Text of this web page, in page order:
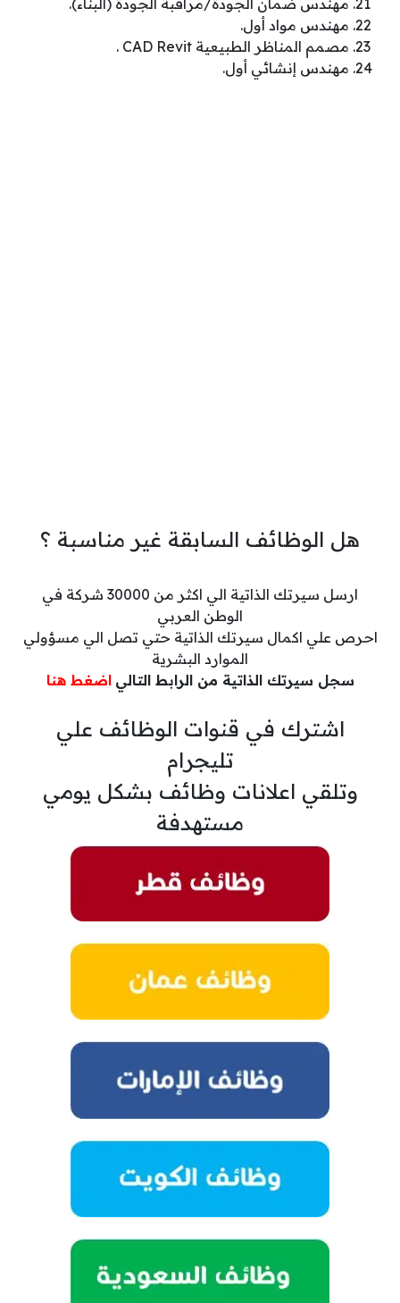
مهندس ضمان الجودة/مراقبة الجودة (البناء).
مهندس مواد أول.
مصمم المناظر الطبيعية CAD Revit .
مهندس إنشائي أول.
هل الوظائف السابقة غير مناسبة ؟
ارسل سيرتك الذاتية الي اكثر من 30000 شركة في
الوطن العربي
احرص علي اكمال سيرتك الذاتية حتي تصل الي مسؤولي
الموارد البشرية
سجل سيرتك الذاتية من الرابط التالي اضغط هنا
اشترك في قنوات الوظائف علي
تليجرام
وتلقي اعلانات وظائف بشكل يومي
مستهدفة